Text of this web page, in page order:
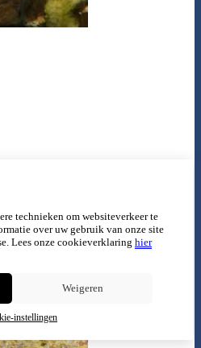
technieken om websiteverkeer te
over uw gebruik van onze site
Lees onze cookieverklaring hier
Weigeren
instellingen